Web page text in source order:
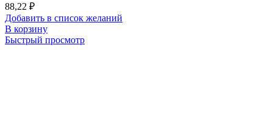
88,22 ₽
Добавить в список желаний
В корзину
Быстрый просмотр